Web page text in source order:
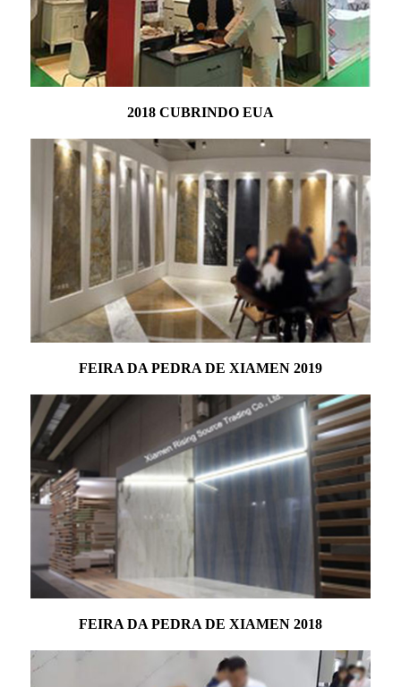
2018 CUBRINDO EUA
FEIRA DA PEDRA DE XIAMEN 2019
FEIRA DA PEDRA DE XIAMEN 2018